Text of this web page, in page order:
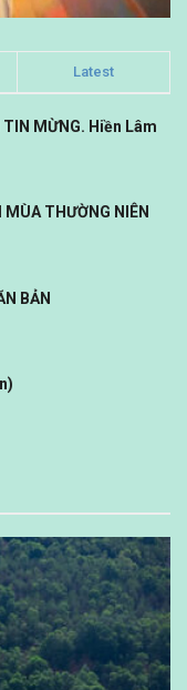
Latest
MỪNG. Hiền Lâm
THƯỜNG NIÊN
BẢN